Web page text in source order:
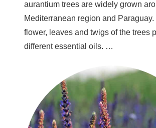
aurantium trees are widely grown
Mediterranean region and
flower, leaves and twigs of the trees
different essential oils. …